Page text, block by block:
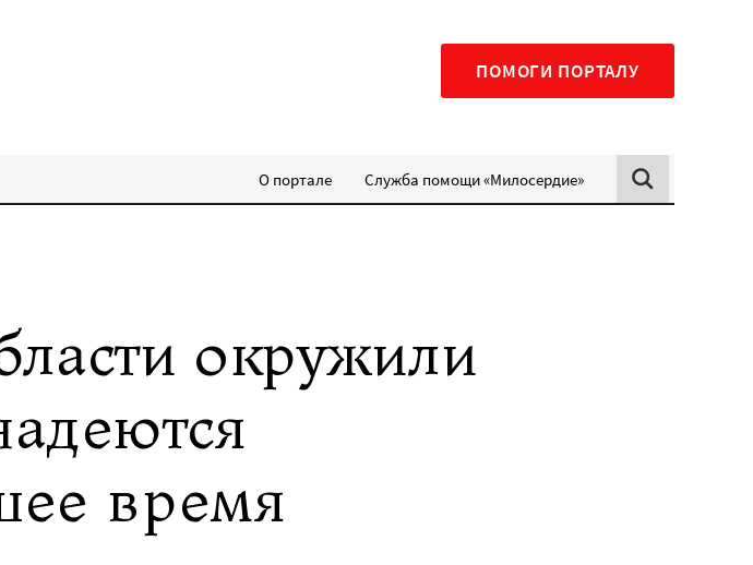
ПОМОГИ ПОРТАЛУ
О портале Служба помощи «Милосердие»
окружили
время